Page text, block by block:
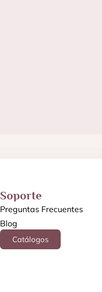
Soporte
Preguntas Frecuentes
Blog
Catálogos